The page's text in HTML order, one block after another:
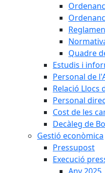
Quadre
Estudis i
Personal de
Relació Llocs
Personal
Cost de les
Decàleg de
Gestió econòmica
Pressupost
Execució